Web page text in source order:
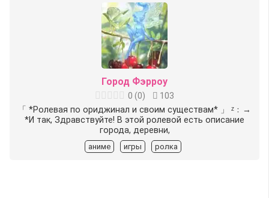
Город Фэрроу
0 (0)
103
「 *Ролевая по ориджинал и своим существам* 」 ᶻ﹕→
*И так, Здравствуйте! В этой ролевой есть описание
города, деревни,
аниме игры ролка